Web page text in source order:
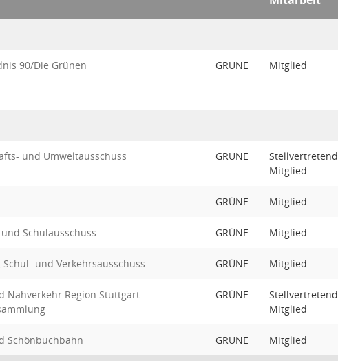
90/Die Grünen GRÜNE Mitglied
und Umweltausschuss GRÜNE
Mitglied
GRÜNE Mitglied
Schulausschuss GRÜNE Mitglied
und Verkehrsausschuss GRÜNE Mitglied
Nahverkehr Region Stuttgart -
GRÜNE
Mitglied
Schönbuchbahn GRÜNE Mitglied